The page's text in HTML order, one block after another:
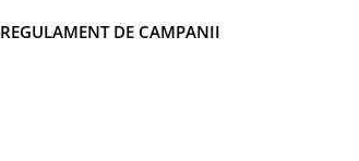
REGULAMENT DE CAMPANII